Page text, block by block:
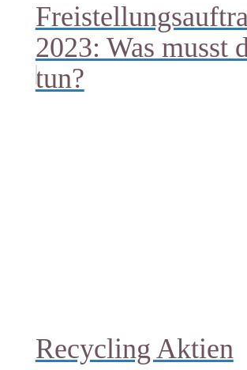
2023: Was musst
tun?
Recycling Aktien